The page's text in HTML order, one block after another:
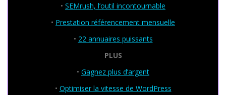
• SEMrush, l’outil incontournable
• Prestation référencement mensuelle
• 22 annuaires puissants
PLUS
• Gagnez plus d’argent
• Optimiser la vitesse de WordPress